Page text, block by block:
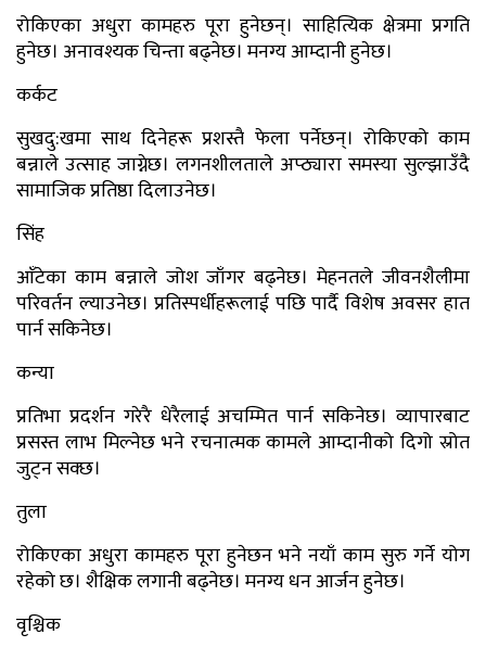
रोकिएका अधुरा कामहरु पूरा हुनेछन्। साहित्यिक क्षेत्रमा प्रगति
हुनेछ। अनावश्यक चिन्ता बढ्नेछ। मनग्य आम्दानी हुनेछ।
कर्कट
सुखदु:खमा साथ दिनेहरू प्रशस्तै फेला पर्नेछन्। रोकिएको काम
बन्नाले उत्साह जाग्नेछ। लगनशीलताले अप्ठ्यारा समस्या सुल्झाउँदै
सामाजिक प्रतिष्ठा दिलाउनेछ।
सिंह
आँटेका काम बन्नाले जोश जाँगर बढ्नेछ। मेहनतले जीवनशैलीमा
परिवर्तन ल्याउनेछ। प्रतिस्पर्धीहरूलाई पछि पार्दै विशेष अवसर हात
पार्न सकिनेछ।
कन्या
प्रतिभा प्रदर्शन गरेरै धेरैलाई अचम्मित पार्न सकिनेछ। व्यापारबाट
प्रसस्त लाभ मिल्नेछ भने रचनात्मक कामले आम्दानीको दिगो स्रोत
जुट्न सक्छ।
तुला
रोकिएका अधुरा कामहरु पूरा हुनेछन भने नयाँ काम सुरु गर्ने योग
रहेको छ। शैक्षिक लगानी बढ्नेछ। मनग्य धन आर्जन हुनेछ।
वृश्चिक